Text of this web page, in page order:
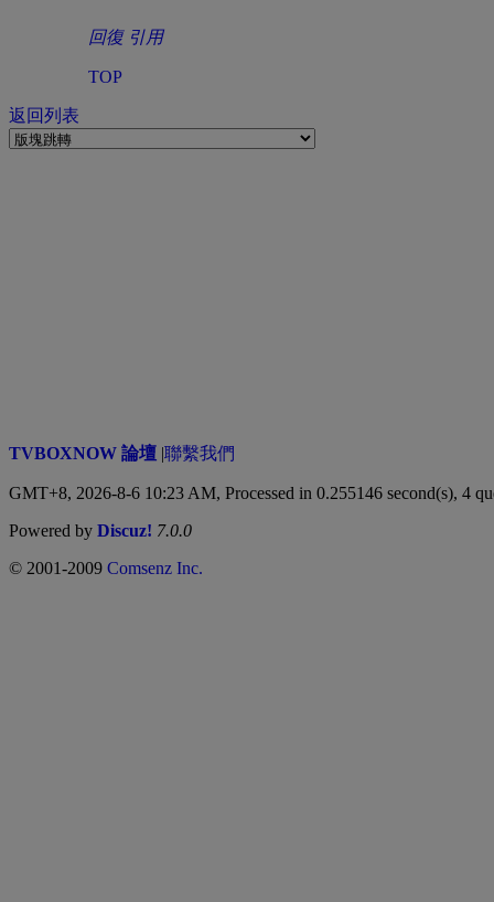
回復 引用
TOP
返回列表
TVBOXNOW 論壇 |聯繫我們
GMT+8, 2026-8-6 10:23 AM, Processed in 0.255146 second(s), 4
Powered by Discuz! 7.0.0
© 2001-2009 Comsenz Inc.